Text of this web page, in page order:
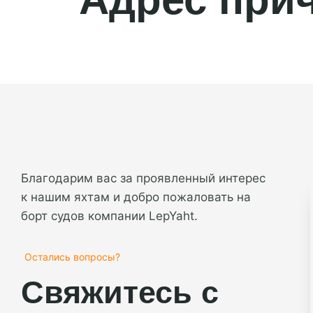
Благодарим вас за проявленный интерес
к нашим яхтам и добро пожаловать на
борт судов компании LepYaht.
Остались вопросы?
Свяжитесь с